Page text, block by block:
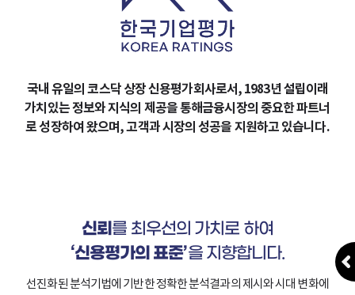
국내 유일의 코스닥 상장 신용평가회사로서, 1983년 설립이래
가치있는 정보와 지식의 제공을 통해금융시장의 중요한 파트너
로 성장하여 왔으며, 고객과 시장의 성공을 지원하고 있습니다.
신뢰 를 최우선의 가치로 하여
‘신용평가의 표준’을 지향합니다.
선진화된 분석기법에 기반한 정확한 분석결과의 제시와시대 변화에